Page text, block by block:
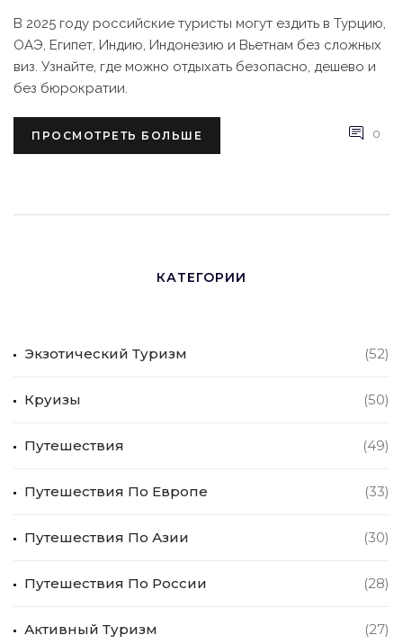
В 2025 году российские туристы могут ездить в Турцию,
ОАЭ, Египет, Индию, Индонезию и Вьетнам без сложных
виз. Узнайте, где можно отдыхать безопасно, дешево и
без бюрократии.
ПРОСМОТРЕТЬ БОЛЬШЕ 0
КАТЕГОРИИ
Экзотический Туризм (52)
Круизы (50)
Путешествия (49)
Путешествия По Европе (33)
Путешествия По Азии (30)
Путешествия По России (28)
Активный Туризм (27)